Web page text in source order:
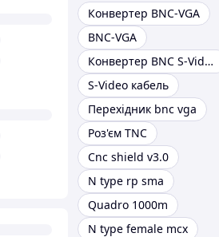
Конвертер BNC-VGA
BNC-VGA
Конвертер BNC S-Video, VGA
S-Video кабель
Перехідник bnc vga
Роз'єм TNC
Cnc shield v3.0
N type rp sma
Quadro 1000m
N type female mcx